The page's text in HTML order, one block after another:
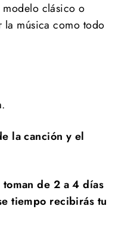
modelo clásico o
música como todo
la canción y el
de 2 a 4 días
tiempo recibirás tu